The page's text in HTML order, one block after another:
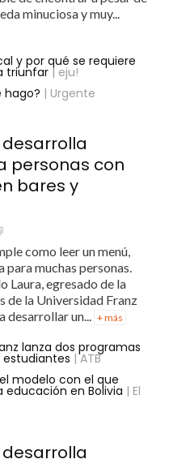
minuciosa y muy...
y por qué se requiere
triunfar| eju!
hago? | Urgente
desarrolla
personas con
bares y
como leer un menú,
muchas personas.
Laura, egresado de la
de la Universidad Franz
desarrollar un...
+ más
lanza dos programas
estudiantes | ATB
modelo con el que
en Bolivia | El
desarrolla